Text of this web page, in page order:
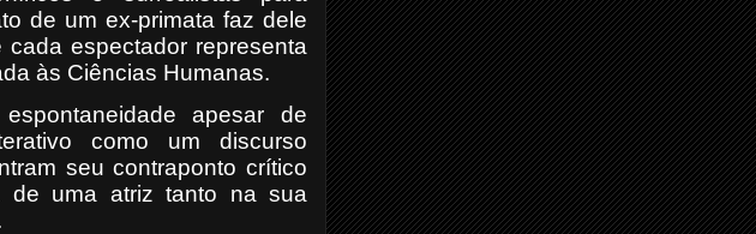
de um ex-primata faz dele
espectador representa
às Ciências Humanas.
apesar de
como um discurso
seu contraponto crítico
de uma atriz tanto na sua